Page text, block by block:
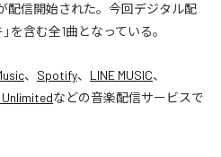
配信開始された。今回デジタル配
を含む全1曲となっている。
、 Spotify、 LINE MUSIC、
Unlimitedなどの音楽配信サービスで